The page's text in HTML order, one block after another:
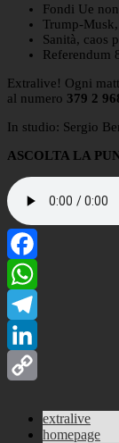
Fondi Ue
Trump-
Sanità, caos
Referendum
Extralive! Ogni
al numero 379 2
In studio: Sergio
ASCOLTA LA
Facebook
WhatsApp
Telegram
LinkedIn
Link
extralive
homepage